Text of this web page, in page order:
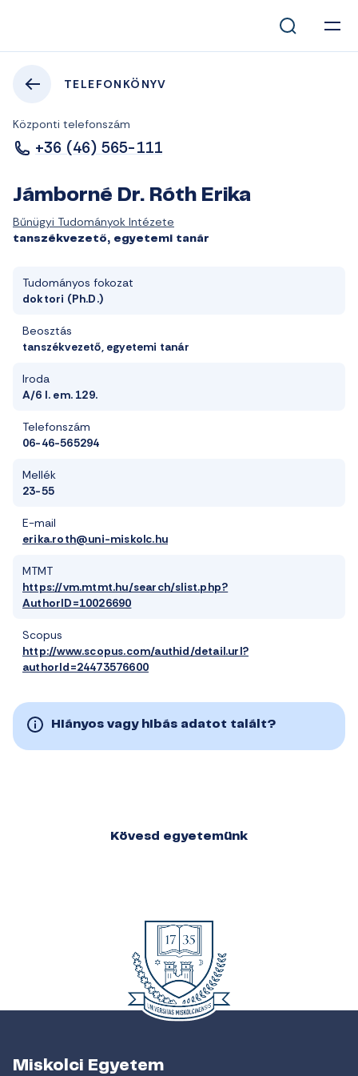
TELEFONKÖNYV
Központi telefonszám
+36 (46) 565-111
Jámborné Dr. Róth Erika
Bűnügyi Tudományok Intézete
tanszékvezető, egyetemi tanár
Tudományos fokozat
doktori (Ph.D.)
Beosztás
tanszékvezető, egyetemi tanár
Iroda
A/6 I. em. 129.
Telefonszám
06-46-565294
Mellék
23-55
E-mail
erika.roth@uni-miskolc.hu
MTMT
https://vm.mtmt.hu/search/slist.php?
AuthorID=10026690
Scopus
http://www.scopus.com/authid/detail.url?
authorId=24473576600
Hiányos vagy hibás adatot talált?
Kövesd egyetemünk
Miskolci Egyetem